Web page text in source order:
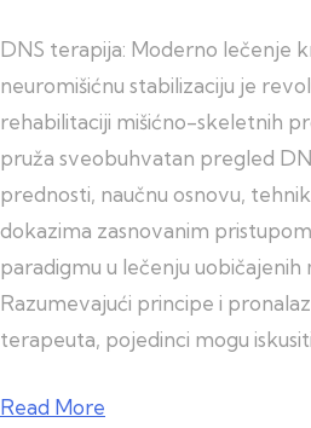
DNS terapija: Moderno lečenje
neuromišićnu stabilizaciju je
rehabilitaciji mišićno-skeletnih
pruža sveobuhvatan pregled
prednosti, naučnu osnovu,
dokazima zasnovanim
paradigmu u lečenju
Razumevajući principe i
terapeuta, pojedinci mogu
Read More